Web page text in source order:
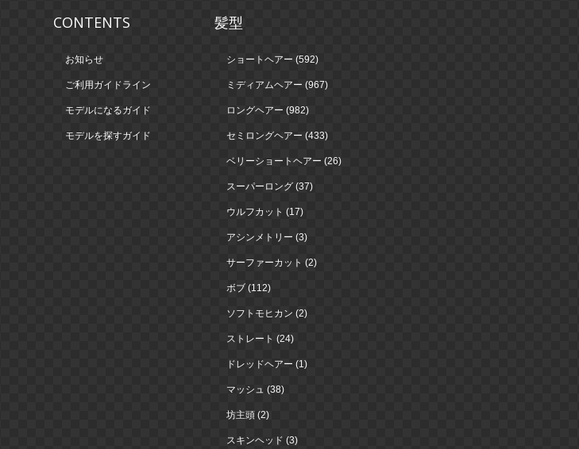
CONTENTS
お知らせ
ご利用ガイドライン
モデルになるガイド
モデルを探すガイド
髪型
ショートヘアー (592)
ミディアムヘアー (967)
ロングヘアー (982)
セミロングヘアー (433)
ベリーショートヘアー (26)
スーパーロング (37)
ウルフカット (17)
アシンメトリー (3)
サーファーカット (2)
ボブ (112)
ソフトモヒカン (2)
ストレート (24)
ドレッドヘアー (1)
マッシュ (38)
坊主頭 (2)
スキンヘッド (3)